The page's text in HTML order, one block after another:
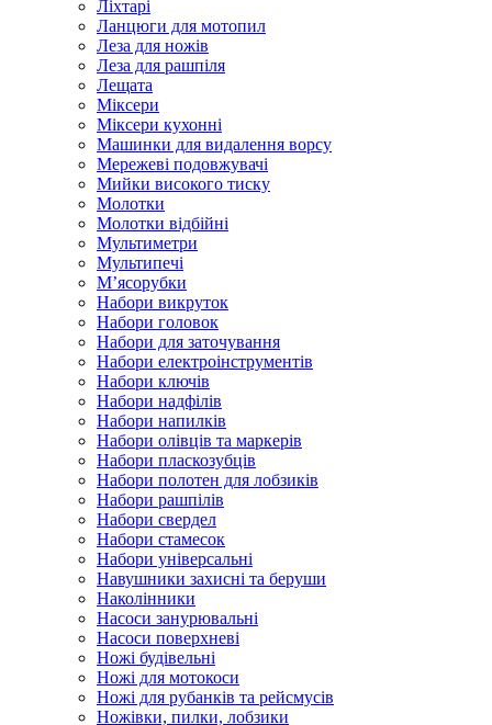
Ліхтарі
Ланцюги для мотопил
Леза для ножів
Леза для рашпіля
Лещата
Міксери
Міксери кухонні
Машинки для видалення ворсу
Мережеві подовжувачі
Мийки високого тиску
Молотки
Молотки відбійні
Мультиметри
Мультипечі
М’ясорубки
Набори викруток
Набори головок
Набори для заточування
Набори електроінструментів
Набори ключів
Набори надфілів
Набори напилків
Набори олівців та маркерів
Набори пласкозубців
Набори полотен для лобзиків
Набори рашпілів
Набори свердел
Набори стамесок
Набори універсальні
Навушники захисні та беруши
Наколінники
Насоси занурювальні
Насоси поверхневі
Ножі будівельні
Ножі для мотокоси
Ножі для рубанків та рейсмусів
Ножівки, пилки, лобзики